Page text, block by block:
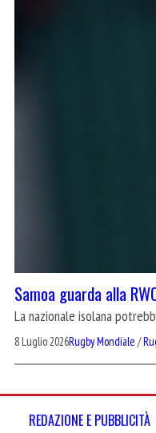
Samoa guarda alla
La nazionale isolana
8 Luglio 2026Rugby Mondiale /
REDAZIONE E PUBBLICITÀ